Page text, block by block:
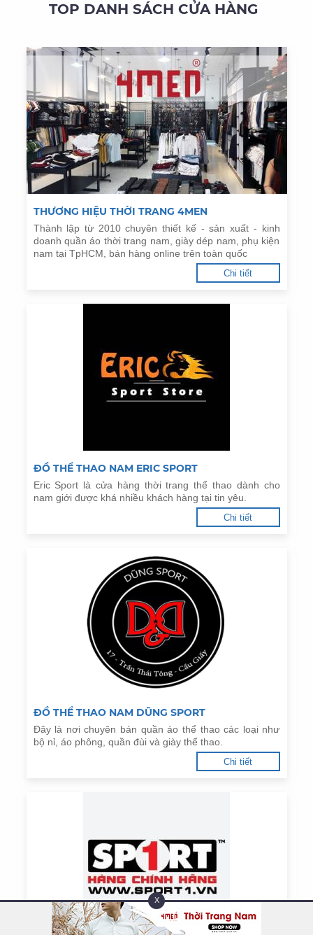
TOP DANH SÁCH CỬA HÀNG
THƯƠNG HIỆU THỜI TRANG 4MEN
Thành lập từ 2010 chuyên thiết kế - sản xuất - kinh
doanh quần áo thời trang nam, giày dép nam, phụ kiện
nam tại TpHCM, bán hàng online trên toàn quốc
Chi tiết
ĐỒ THỂ THAO NAM ERIC SPORT
Eric Sport là cửa hàng thời trang thể thao dành cho
nam giới được khá nhiều khách hàng tại tin yêu.
Chi tiết
ĐỒ THỂ THAO NAM DŨNG SPORT
Đây là nơi chuyên bán quần áo thể thao các loại như
bộ nỉ, áo phông, quần đùi và giày thể thao.
Chi tiết
X